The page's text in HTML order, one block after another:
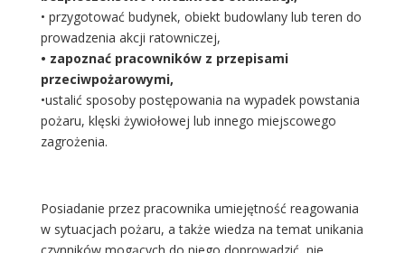
• przygotować budynek, obiekt budowlany lub teren do
prowadzenia akcji ratowniczej,
• zapoznać pracowników z przepisami
przeciwpożarowymi,
•ustalić sposoby postępowania na wypadek powstania
pożaru, klęski żywiołowej lub innego miejscowego
zagrożenia.
Posiadanie przez pracownika umiejętność reagowania
w sytuacjach pożaru, a także wiedza na temat unikania